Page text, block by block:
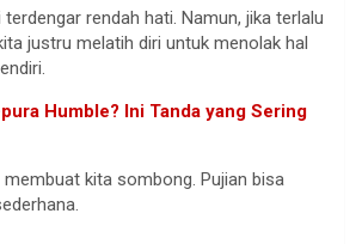
rendah hati. Namun, jika terlalu
justru melatih diri untuk menolak hal
Humble? Ini Tanda yang Sering
membuat kita sombong. Pujian bisa